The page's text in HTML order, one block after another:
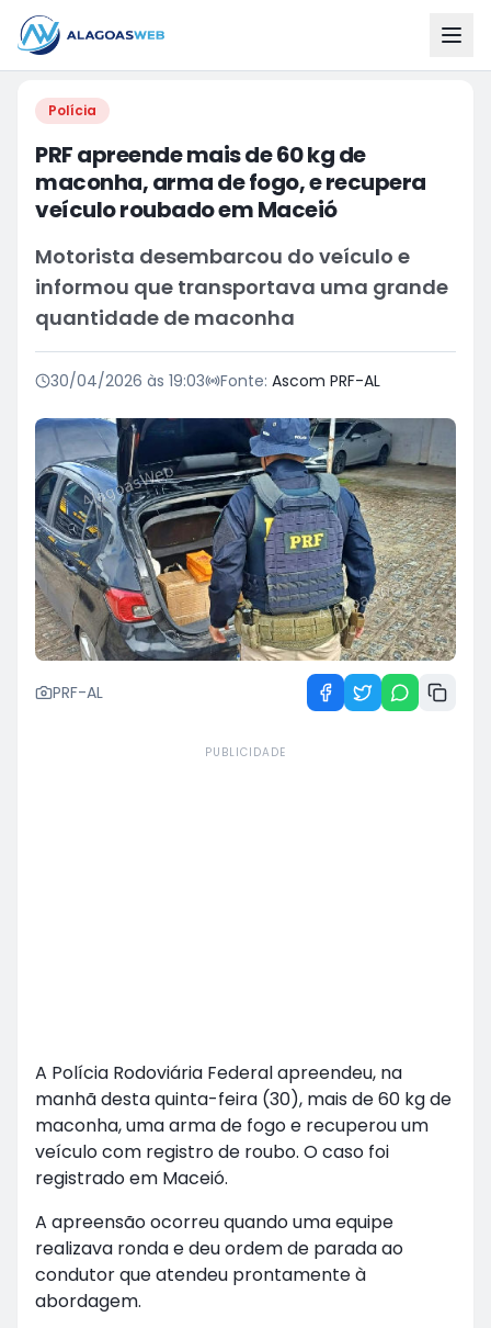
Polícia
PRF apreende mais de 60 kg de
maconha, arma de fogo, e recupera
veículo roubado em Maceió
Motorista desembarcou do veículo e
informou que transportava uma grande
quantidade de maconha
30/04/2026 às 19:03 Fonte: Ascom PRF-AL
PRF-AL
PUBLICIDADE
A Polícia Rodoviária Federal apreendeu, na
manhã desta quinta-feira (30), mais de 60 kg de
maconha, uma arma de fogo e recuperou um
veículo com registro de roubo. O caso foi
registrado em Maceió.
A apreensão ocorreu quando uma equipe
realizava ronda e deu ordem de parada ao
condutor que atendeu prontamente à
abordagem.